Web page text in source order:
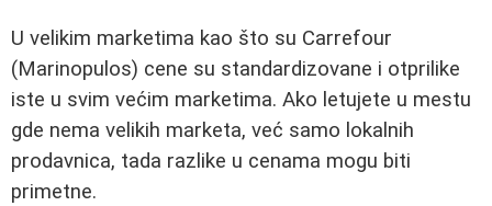
U velikim marketima kao što su Carrefour
(Marinopulos) cene su standardizovane i otprilike
iste u svim većim marketima. Ako letujete u mestu
gde nema velikih marketa, već samo lokalnih
prodavnica, tada razlike u cenama mogu biti
primetne.